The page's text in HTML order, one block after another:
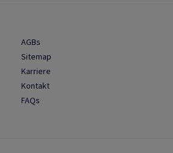
AGBs
Sitemap
Karriere
Kontakt
FAQs